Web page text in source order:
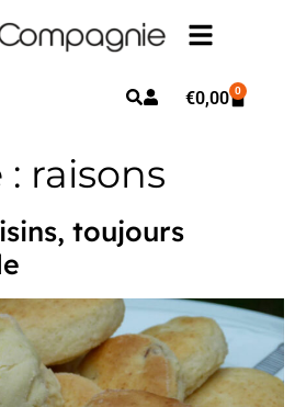
€0,00 0
raisons
toujours